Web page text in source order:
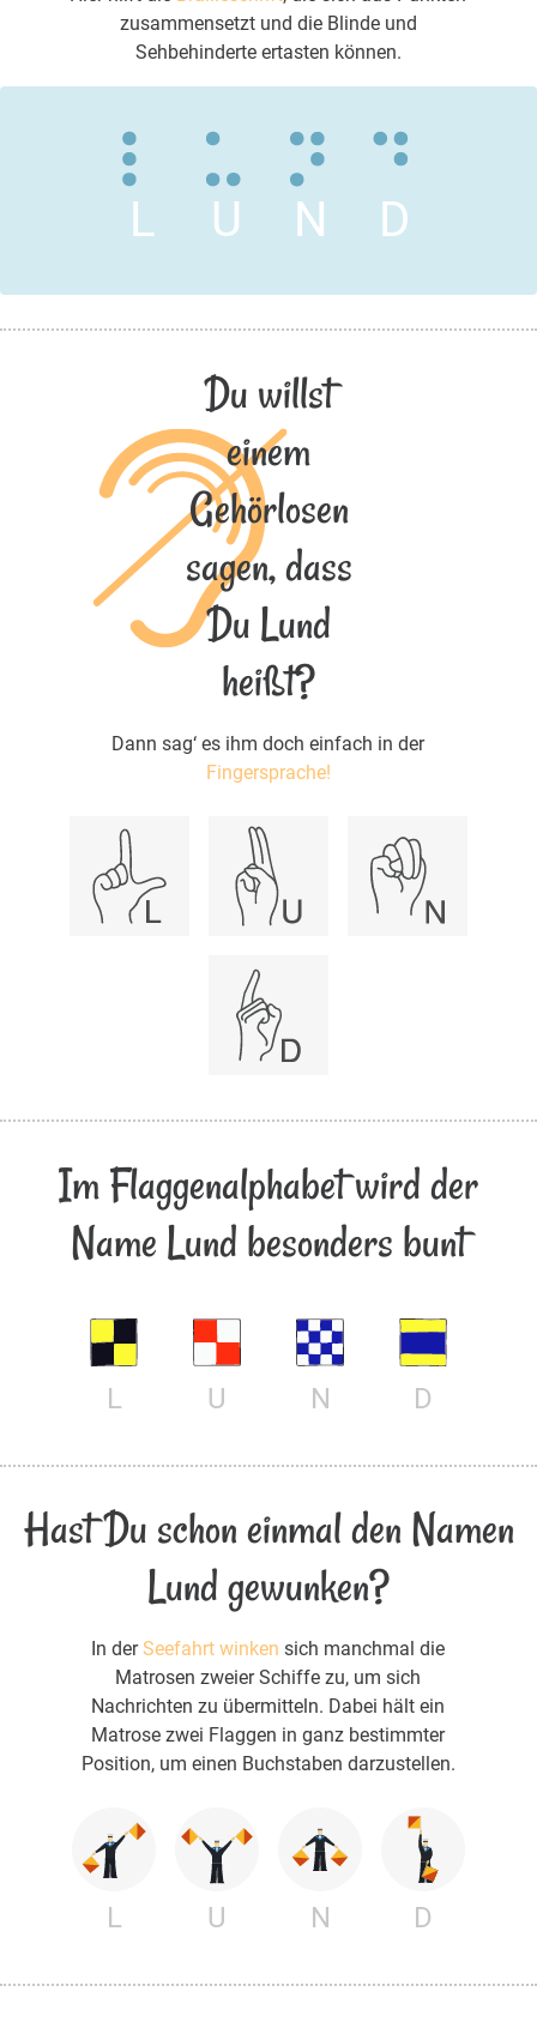
zusammensetzt und die Blinde und
Sehbehinderte ertasten können.
L U N D
Du willst
einem
Gehörlosen
sagen, dass
Du Lund
heißt?
Dann sag‘ es ihm doch einfach in der
Fingersprache!
Im Flaggenalphabet wird der
Name Lund besonders bunt
L U N D
Hast Du schon einmal den Namen
Lund gewunken?
In derSeefahrt winken sich manchmal die
Matrosen zweier Schiffe zu, um sich
Nachrichten zu übermitteln. Dabei hält ein
Matrose zwei Flaggen in ganz bestimmter
Position, um einen Buchstaben darzustellen.
L U N D